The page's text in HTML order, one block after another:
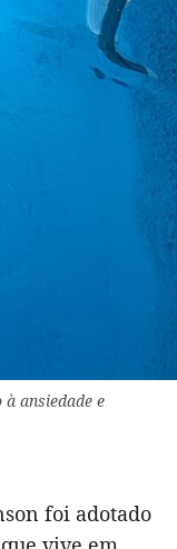
ansiedade e
foi adotado